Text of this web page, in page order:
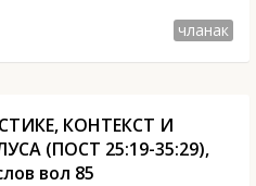
чланак
КОНТЕКСТ И
(ПОСТ 25:19-35:29),
вол 85